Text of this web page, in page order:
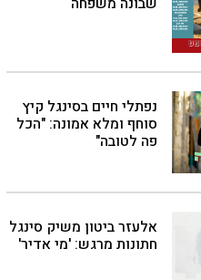
נפתלי חיים בסינגל קיץ
סוחף ומלא אמונה: "הכל
פה לטובה"
אלעזר ביטון משיק סינגל
חתונות מרגש: 'מי אדיר'